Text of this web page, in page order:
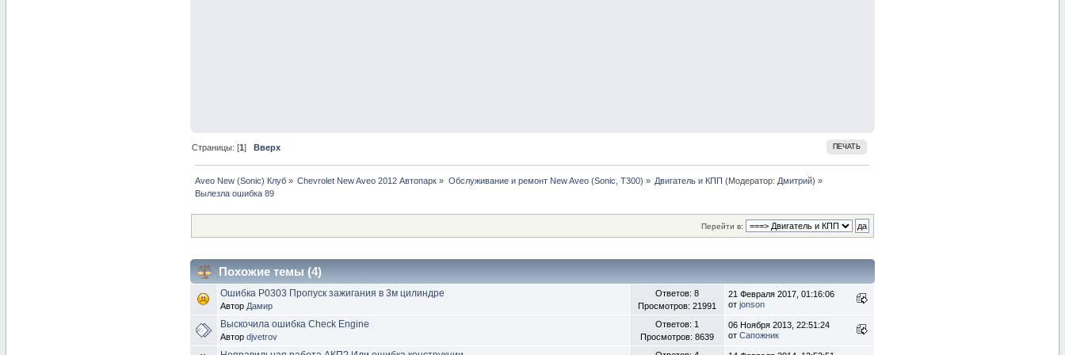
ПЕЧАТЬ
Страницы: [1] Вверх
Aveo New (Sonic) Клуб» Chevrolet New Aveo 2012 Автопарк » Обслуживание и ремонт New Aveo (Sonic, T300) » Двигатель и КПП (Модератор: Дмитрий) »
Вылезла ошибка 89
Перейти в:
Похожие темы (4)
Ошибка P0303 Пропуск зажигания в 3м цилиндре
Автор Дамир
Ответов: 8
Просмотров: 21991
21 Февраля 2017, 01:16:06
от jonson
Выскочила ошибка Check Engine
Автор djvetrov
Ответов: 1
Просмотров: 8639
06 Ноября 2013, 22:51:24
от Сапожник